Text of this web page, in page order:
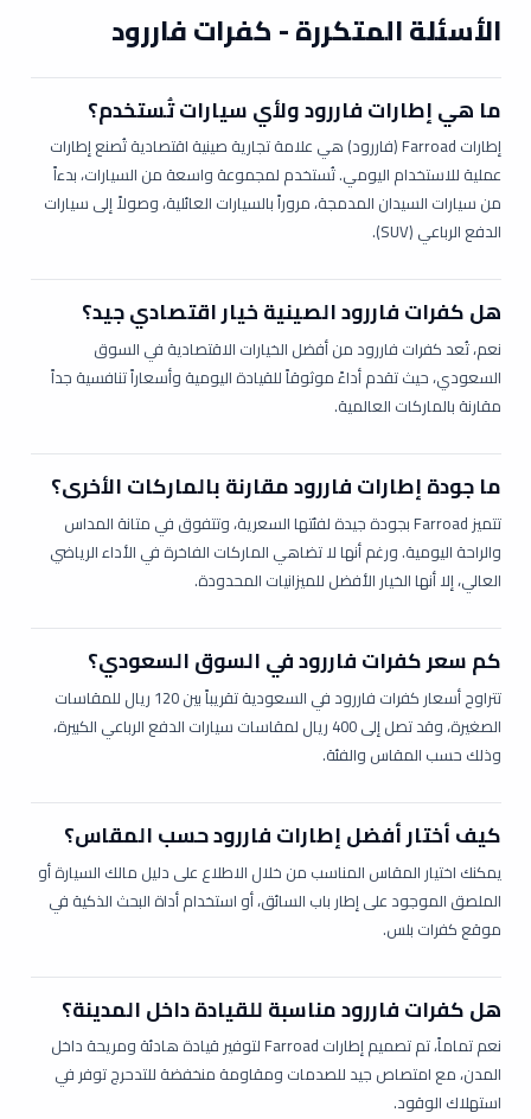
الأسئلة المتكررة - كفرات فاررود
ما هي إطارات فاررود ولأي سيارات تُستخدم؟
إطارات Farroad (فاررود) هي علامة تجارية صينية اقتصادية تُصنع إطارات
عملية للاستخدام اليومي. تُستخدم لمجموعة واسعة من السيارات، بدءاً
من سيارات السيدان المدمجة، مروراً بالسيارات العائلية، وصولاً إلى سيارات
الدفع الرباعي (SUV).
هل كفرات فاررود الصينية خيار اقتصادي جيد؟
نعم، تُعد كفرات فاررود من أفضل الخيارات الاقتصادية في السوق
السعودي، حيث تقدم أداءً موثوقاً للقيادة اليومية وأسعاراً تنافسية جداً
مقارنة بالماركات العالمية.
ما جودة إطارات فاررود مقارنة بالماركات الأخرى؟
تتميز Farroad بجودة جيدة لفئتها السعرية، وتتفوق في متانة المداس
والراحة اليومية. ورغم أنها لا تضاهي الماركات الفاخرة في الأداء الرياضي
العالي، إلا أنها الخيار الأفضل للميزانيات المحدودة.
كم سعر كفرات فاررود في السوق السعودي؟
تتراوح أسعار كفرات فاررود في السعودية تقريباً بين 120 ريال للمقاسات
الصغيرة، وقد تصل إلى 400 ريال لمقاسات سيارات الدفع الرباعي الكبيرة،
وذلك حسب المقاس والفئة.
كيف أختار أفضل إطارات فاررود حسب المقاس؟
يمكنك اختيار المقاس المناسب من خلال الاطلاع على دليل مالك السيارة أو
الملصق الموجود على إطار باب السائق، أو استخدام أداة البحث الذكية في
موقع كفرات بلس.
هل كفرات فاررود مناسبة للقيادة داخل المدينة؟
نعم تماماً، تم تصميم إطارات Farroad لتوفير قيادة هادئة ومريحة داخل
المدن، مع امتصاص جيد للصدمات ومقاومة منخفضة للتدحرج توفر في
استهلاك الوقود.